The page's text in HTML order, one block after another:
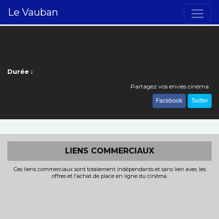
Le Vauban
Durée :
Partagez vos envies cinéma :
Facebook Twitter
LIENS COMMERCIAUX
Ces liens commerciaux sont totalement indépendants et sans lien avec les
offres et l'achat de place en ligne du cinéma.